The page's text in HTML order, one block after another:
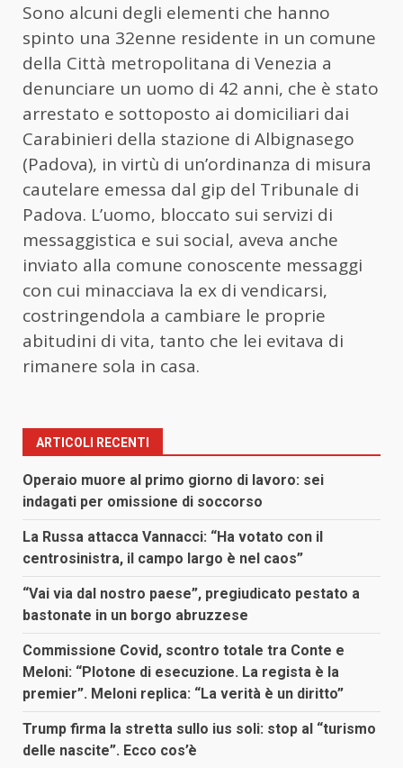
Sono alcuni degli elementi che hanno
spinto una 32enne residente in un comune
della Città metropolitana di Venezia a
denunciare un uomo di 42 anni, che è stato
arrestato e sottoposto ai domiciliari dai
Carabinieri della stazione di Albignasego
(Padova), in virtù di un’ordinanza di misura
cautelare emessa dal gip del Tribunale di
Padova. L’uomo, bloccato sui servizi di
messaggistica e sui social, aveva anche
inviato alla comune conoscente messaggi
con cui minacciava la ex di vendicarsi,
costringendola a cambiare le proprie
abitudini di vita, tanto che lei evitava di
rimanere sola in casa.
ARTICOLI RECENTI
Operaio muore al primo giorno di lavoro: sei
indagati per omissione di soccorso
La Russa attacca Vannacci: “Ha votato con il
centrosinistra, il campo largo è nel caos”
“Vai via dal nostro paese”, pregiudicato pestato a
bastonate in un borgo abruzzese
Commissione Covid, scontro totale tra Conte e
Meloni: “Plotone di esecuzione. La regista è la
premier”. Meloni replica: “La verità è un diritto”
Trump firma la stretta sullo ius soli: stop al “turismo
delle nascite”. Ecco cos’è